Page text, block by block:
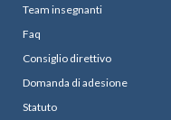
Team insegnanti
Faq
Consiglio direttivo
Domanda di adesione
Statuto